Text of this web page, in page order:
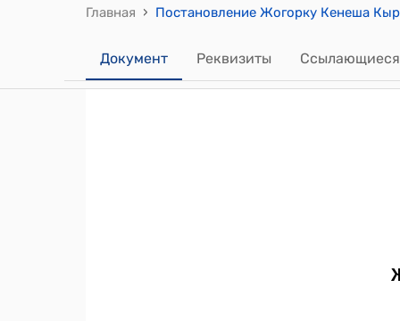
Главная ›
Документ Реквизиты